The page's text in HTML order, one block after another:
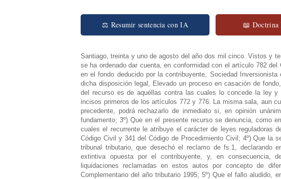
⚖ Resumir sentencia con IA 📖 Doctrina
Santiago, treinta y uno de agosto del año dos mil cinco. Vistos y
se ha ordenado dar cuenta, en conformidad con el artículo 782
en el fondo deducido por la contribuyente, Sociedad
dicha disposición legal, Elevado un proceso en casación de
del recurso es de aquéllas contra las cuales lo concede la ley
incisos primeros de los artículos 772 y 776. La misma sala, aun
precedente, podrá rechazarlo de inmediato si, en opinión
fundamento; 3º) Que en el presente recurso se denuncia, como
cuales el recurrente le atribuye el carácter de leyes reguladoras
Código Civil y 341 del Código de Procedimiento Civil; 4º) Que la
tribunal tributario, que desechó el reclamo de fs.1, declarando
extintiva opuesta por el contribuyente, y, en consecuencia,
liquidaciones reclamadas en estos autos por concepto de
Complementario del año tributario 1995; 5º) Que el fallo aludido,